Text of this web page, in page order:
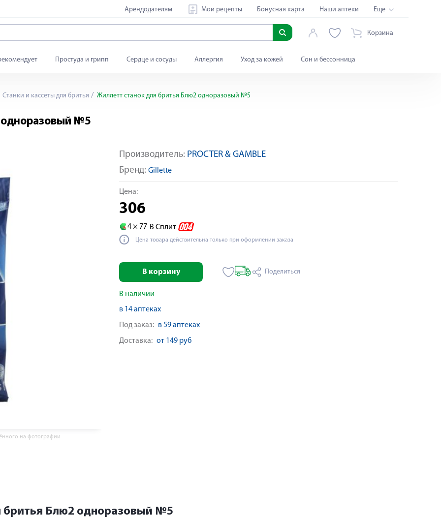
Арендодателям Мои рецепты Бонусная карта Наши аптеки Еще
Корзина
Простуда и грипп Сердце и сосуды Аллергия Уход за кожей Сон и бессонница
Станки и кассеты для бритья Жиллетт станок для бритья Блю2 одноразовый №5
одноразовый №5
на фотографии
Производитель: PROCTER & GAMBLE
Бренд: Gillette
Цена:
306
4 × 77 В Сплит
Цена товара действительна только при оформлении заказа
В корзину Поделиться
В наличии
в 14 аптеках
Под заказ: в 59 аптеках
Доставка: от 149 руб
бритья Блю2 одноразовый №5